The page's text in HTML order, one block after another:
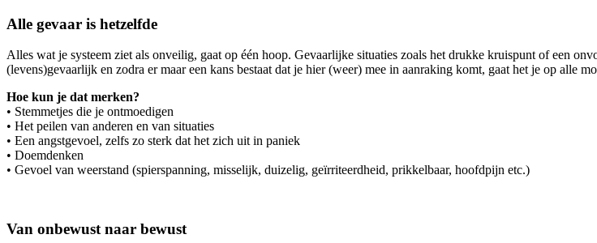
Alle gevaar is hetzelfde
Alles wat je systeem ziet als onveilig, gaat op één hoop. Gevaarlijke situaties zoals het drukke kruispunt of een
(levens)gevaarlijk en zodra er maar een kans bestaat dat je hier (weer) mee in aanraking komt, gaat het je op alle
Hoe kun je dat merken?
• Stemmetjes die je ontmoedigen
• Het peilen van anderen en van situaties
• Een angstgevoel, zelfs zo sterk dat het zich uit in paniek
• Doemdenken
• Gevoel van weerstand (spierspanning, misselijk, duizelig, geïrriteerdheid, prikkelbaar, hoofdpijn etc.)
Van onbewust naar bewust